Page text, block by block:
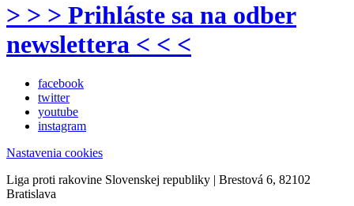
> > > Prihláste sa na odber
newslettera < < <
facebook
twitter
youtube
instagram
Nastavenia cookies
Liga proti rakovine Slovenskej republiky | Brestová 6, 82102
Bratislava